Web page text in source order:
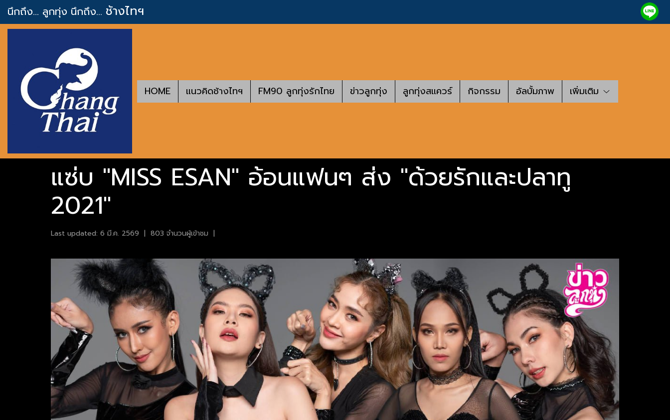
นึกถึง... ลูกทุ่ง นึกถึง... ช้างไทฯ
HOME แนวคิดช้างไทฯ FM90 ลูกทุ่งรักไทย ข่าวลูกทุ่ง ลูกทุ่งสแควร์ กิจกรรม อัลบั้มภาพ เพิ่มเติม
แซ่บ "MISS ESAN" อ้อนแฟนๆ ส่ง "ด้วยรักและปลาทู
2021"
Last updated: 6 มี.ค. 2569 | 803 จำนวนผู้เข้าชม |